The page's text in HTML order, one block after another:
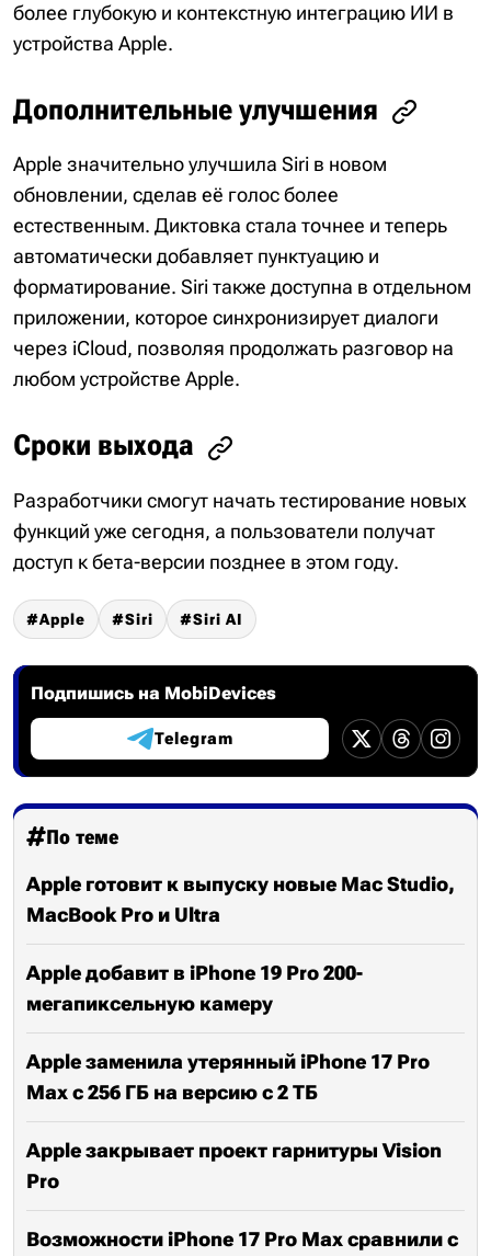
более глубокую и контекстную интеграцию ИИ в
устройства Apple.
Дополнительные улучшения
Apple значительно улучшила Siri в новом
обновлении, сделав её голос более
естественным. Диктовка стала точнее и теперь
автоматически добавляет пунктуацию и
форматирование. Siri также доступна в отдельном
приложении, которое синхронизирует диалоги
через iCloud, позволяя продолжать разговор на
любом устройстве Apple.
Сроки выхода
Разработчики смогут начать тестирование новых
функций уже сегодня, а пользователи получат
доступ к бета-версии позднее в этом году.
Apple Siri Siri AI
Подпишись на MobiDevices
Telegram
По теме
Apple готовит к выпуску новые Mac Studio,
MacBook Pro и Ultra
Apple добавит в iPhone 19 Pro 200-
мегапиксельную камеру
Apple заменила утерянный iPhone 17 Pro
Max с 256 ГБ на версию с 2 ТБ
Apple закрывает проект гарнитуры Vision
Pro
Возможности iPhone 17 Pro Max сравнили с